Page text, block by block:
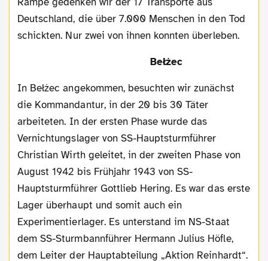
Deutschland, die über 7.000 Menschen in den Tod
schickten. Nur zwei von ihnen konnten überleben.
Bełżec
In Bełżec angekommen, besuchten wir zunächst
die Kommandantur, in der 20 bis 30 Täter
arbeiteten. In der ersten Phase wurde das
Vernichtungslager von SS-Hauptsturmführer
Christian Wirth geleitet, in der zweiten Phase von
August 1942 bis Frühjahr 1943 von SS-
Hauptsturmführer Gottlieb Hering. Es war das erste
Lager überhaupt und somit auch ein
Experimentierlager. Es unterstand im NS-Staat
dem SS-Sturmbannführer Hermann Julius Höfle,
dem Leiter der Hauptabteilung „Aktion Reinhardt“.